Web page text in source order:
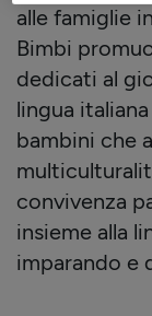
alle famiglie
Bimbi
dedicati al
lingua
bambini che
convivenza
insieme alla
imparando e